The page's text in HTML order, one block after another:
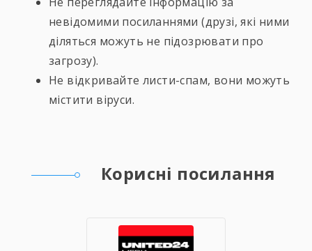
невідомими посиланнями (друзі, які ними
діляться можуть не підозрювати про
загрозу).
Не відкривайте листи-спам, вони можуть
містити віруси.
Корисні посилання